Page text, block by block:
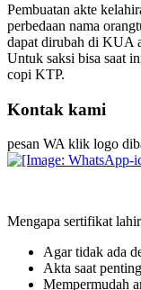
Pembuatan akte
perbedaan nama
dapat dirubah di KUA
Untuk saksi bisa saat
copi KTP.
Kontak kami
pesan WA klik logo
Mengapa sertifikat
Agar tidak ada
Akta saat
Mempermudah